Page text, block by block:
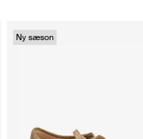
Ny sæson